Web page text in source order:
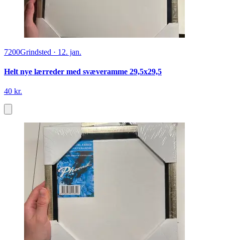
7200Grindsted · 12. jan.
Helt nye lærreder med svæveramme 29,5x29,5
40 kr.